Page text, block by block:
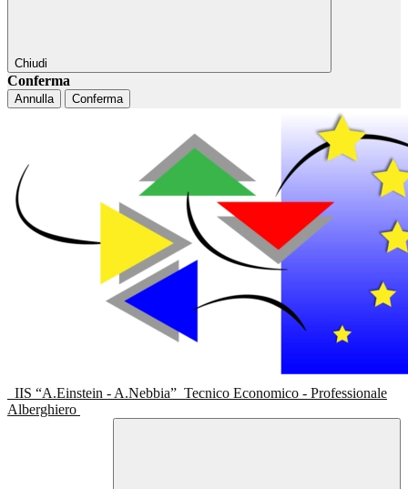
Chiudi
Conferma
Annulla Conferma
IIS “A.Einstein - A.Nebbia” Tecnico Economico - Professionale
Alberghiero